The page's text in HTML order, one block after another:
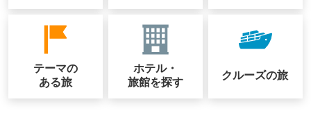
テーマの
ある旅
ホテル・
旅館を探す
クルーズの旅